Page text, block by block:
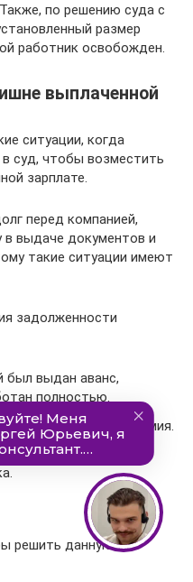
по решению суда с
размер
работник освобожден.
выплаченной
ситуации, когда
суд, чтобы возместить
зарплате.
перед компанией,
выдаче документов и
такие ситуации имеют
задолженности
был выдан аванс,
полностью.
была начислена премия.
не отработал
решить данную